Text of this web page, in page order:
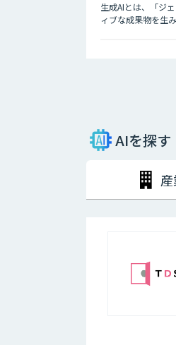
生成AIとは、「ジ
ィブな成果物を生
AIを探す